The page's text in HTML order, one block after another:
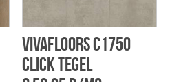
Vivafloors C1750
click tegel